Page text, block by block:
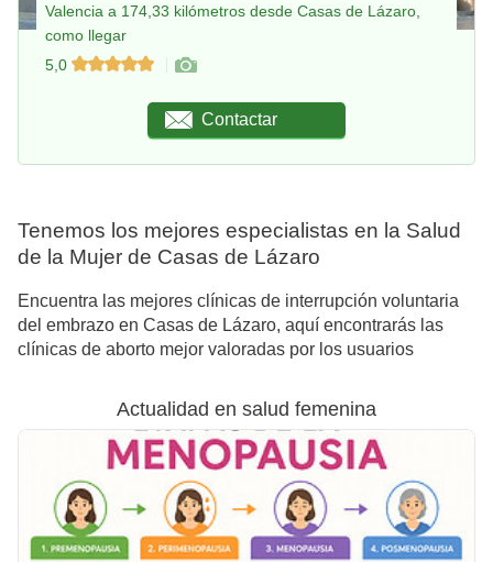
Valencia a 174,33 kilómetros desde Casas de Lázaro,
como llegar
5,0
Contactar
Tenemos los mejores especialistas en la Salud
de la Mujer de Casas de Lázaro
Encuentra las mejores clínicas de interrupción voluntaria
del embrazo en Casas de Lázaro, aquí encontrarás las
clínicas de aborto mejor valoradas por los usuarios
Actualidad en salud femenina